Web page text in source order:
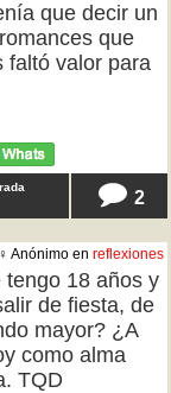
que decir un
que
faltó valor para
2
♀ Anónimo en reflexiones
18 años y
de fiesta, de
mayor? ¿A
como alma
TQD